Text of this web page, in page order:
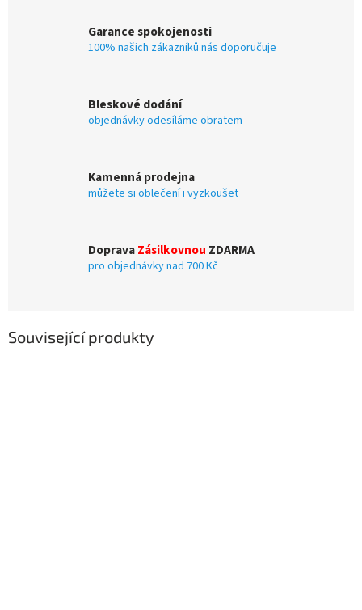
Garance spokojenosti
100% našich zákazníků nás doporučuje
Bleskové dodání
objednávky odesíláme obratem
Kamenná prodejna
můžete si oblečení i vyzkoušet
DopravaZásilkovnou ZDARMA
pro objednávky nad 700 Kč
Související produkty